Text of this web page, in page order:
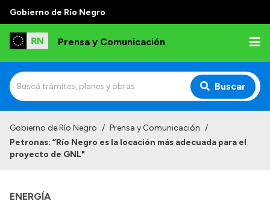
Gobierno de Río Negro
Prensa y Comunicación
Buscar
Institucional
Referentes de prensa
Gobierno de Río Negro / Prensa y Comunicación /
Petronas: “Río Negro es la locación más adecuada para el
proyecto de GNL"
ENERGÍA